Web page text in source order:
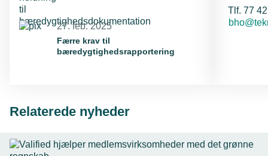
27. feb. 2025
Færre krav til
bæredygtighedsrapportering
Tlf. 77
E-mail:
Relaterede nyheder